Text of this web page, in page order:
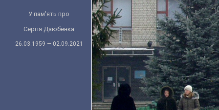
У пам'ять про
Сергія Дзюбенка
26.03.1959 — 02.09.2021